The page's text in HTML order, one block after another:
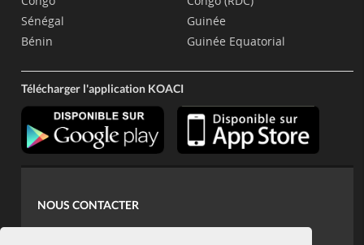
Sénégal
Bénin
Guinée
Guinée Equatorial
Télécharger l'application KOACI
NOUS CONTACTER